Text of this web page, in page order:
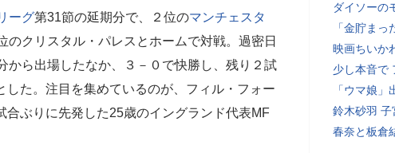
ーグ第31節の延期分で、２位のマンチェスタ
のクリスタル・パレスとホームで対戦。過密日
から出場したなか、３－０で快勝し、残り２試
た。注目を集めているのが、フィル・フォー
合ぶりに先発した25歳のイングランド代表MF
ダイソーの
「金貯ま
映画ちいか
少し本音で
「ウマ娘
鈴木砂羽 子
春奈と板倉